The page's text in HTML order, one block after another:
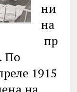
ни
на
пр
По
1915